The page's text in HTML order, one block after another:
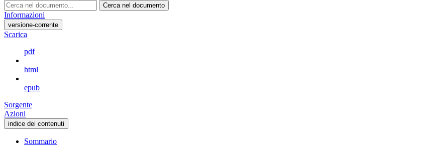
Cerca nel documento
Informazioni
versione-corrente
Scarica
pdf
html
epub
Sorgente
Azioni
indice dei contenuti
Sommario